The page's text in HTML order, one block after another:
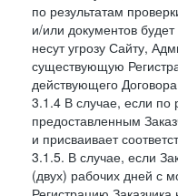
по результатам
и/или документов
несут угрозу Сайту,
существующую
действующего
3.1.4 В случае, если по
предоставленным
и присваивает
3.1.5. В случае, если
(двух) рабочих дней с